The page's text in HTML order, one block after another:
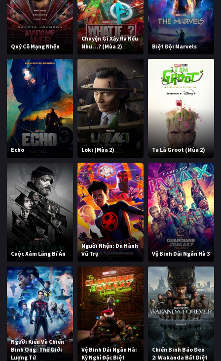
Quý Cô Mạng Nhện
Chuyện Gì Xảy Ra Nếu
Như...? (Mùa 2)
Biệt Đội Marvels
Echo Loki (Mùa 2) Ta Là Groot (Mùa 2)
Cuộc Xâm Lăng Bí Ẩn
Người Nhện: Du Hành
Vũ Trụ
Vệ Binh Dải Ngân Hà 3
Người Kiến Và Chiến
Binh Ong: Thế Giới
Lượng Tử
Vệ Binh Dải Ngân Hà:
Kỳ Nghỉ Đặc Biệt
Chiến Binh Báo Đen
2: Wakanda Bất Diệt